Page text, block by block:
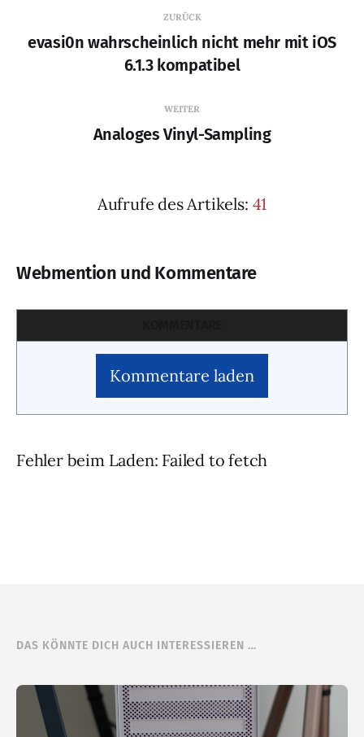
ZURÜCK
evasi0n wahrscheinlich nicht mehr mit iOS
6.1.3 kompatibel
WEITER
Analoges Vinyl-Sampling
Aufrufe des Artikels: 41
Webmention und Kommentare
Kommentare laden
Fehler beim Laden: Failed to fetch
DAS KÖNNTE DICH AUCH INTERESSIEREN …